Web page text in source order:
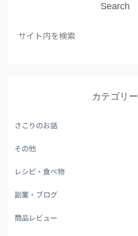
Search
カテゴリー
さこりのお話
その他
レシピ・食べ物
副業・ブログ
商品レビュー